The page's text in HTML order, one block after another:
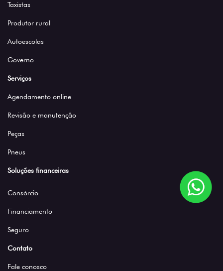
Taxistas
Produtor rural
Autoescolas
Governo
Serviços
Agendamento online
Revisão e manutenção
Peças
Pneus
Soluções financeiras
Consórcio
Financiamento
Seguro
Contato
Fale conosco